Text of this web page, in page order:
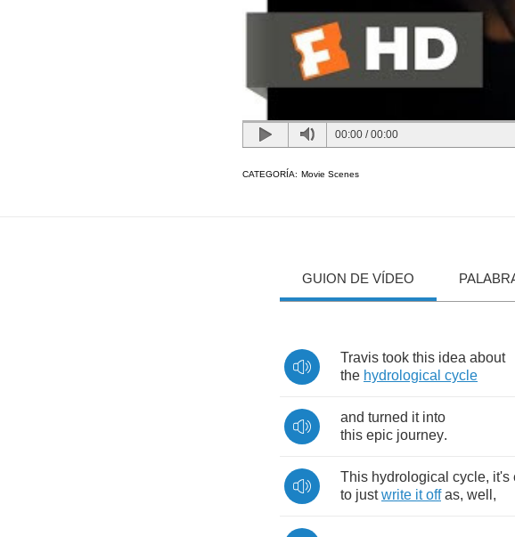
00:00 /00:00
CATEGORÍA: Movie Scenes
GUION DE VÍDEO
Travis took this idea about
the hydrological cycle
and turned it into
this epic journey.
This hydrological cycle, it's
to just write it off as, well ,